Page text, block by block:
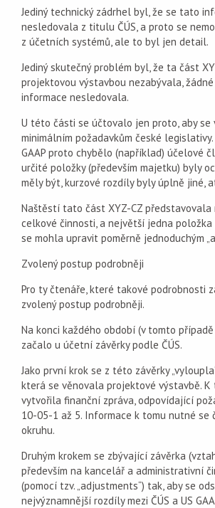
Jediný technický zádrhel byl, že se tato
nesledovala z titulu ČÚS, a proto se
z účetních systémů, ale to byl jen detail.
Jediný skutečný problém byl, že ta část
projektovou výstavbou nezabývala,
informace nesledovala.
U této části se účtovalo jen proto, aby se
minimálním požadavkům české
GAAP proto chybělo (například) účelové
určité položky (především majetku) byly
měly být, kurzové rozdíly byly úplně jiné,
Naštěstí tato část XYZ-CZ
celkové činnosti, a největší jedna položka
se mohla upravit poměrně jednoduchým
Zvolený postup podrobněji
Pro ty čtenáře, které takové podrobnosti
zvolený postup podrobněji.
Na konci každého období (v tomto
začalo u účetní závěrky podle ČÚS.
Jako první krok se z této závěrky
která se věnovala projektové výstavbě.
vytvořila finanční zpráva, odpovídající
10-05-1 až 5. Informace k tomu nutné se
okruhu.
Druhým krokem se zbývající závěrka
především na kancelář a administrativní
(pomocí tzv. „adjustments“) tak, aby se
nejvýznamnější rozdíly mezi ČÚS a US